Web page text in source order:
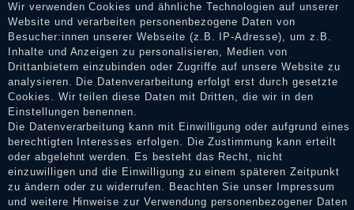
Erhalt einer Benachrichtigungs-E-Mail können Händler die
Bewertungen verifizieren und über die erfolgte Verifizierung im
Shop informieren.
Impressum
Daten­schutz­erklärung
Wir verwenden Cookies und ähnliche Technologien auf unserer
Website und verarbeiten personenbezogene Daten von
Besucher:innen unserer Webseite (z.B. IP-Adresse), um z.B.
Inhalte und Anzeigen zu personalisieren, Medien von
Drittanbietern einzubinden oder Zugriffe auf unsere Website zu
analysieren. Die Datenverarbeitung erfolgt erst durch gesetzte
Cookies. Wir teilen diese Daten mit Dritten, die wir in den
Einstellungen benennen.
Die Datenverarbeitung kann mit Einwilligung oder aufgrund eines
berechtigten Interesses erfolgen. Die Zustimmung kann erteilt
oder abgelehnt werden. Es besteht das Recht, nicht
einzuwilligen und die Einwilligung zu einem späteren Zeitpunkt
zu ändern oder zu widerrufen. Beachten Sie unser
Impressum
und weitere Hinweise zur Verwendung personenbezogener Daten